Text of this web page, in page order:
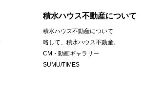
積水ハウス不動産について
積水ハウス不動産について
略して、積水ハウス不動産。
CM・動画ギャラリー
SUMU/TIMES